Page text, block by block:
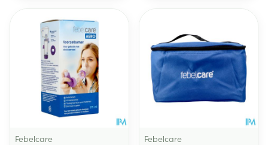
Febelcare
Febelcare